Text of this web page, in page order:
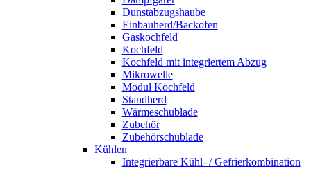
Dunstabzugshaube
Einbauherd/Backofen
Gaskochfeld
Kochfeld
Kochfeld mit integriertem Abzug
Mikrowelle
Modul Kochfeld
Standherd
Wärmeschublade
Zubehör
Zubehörschublade
Kühlen
Integrierbare Kühl- / Gefrierkombination